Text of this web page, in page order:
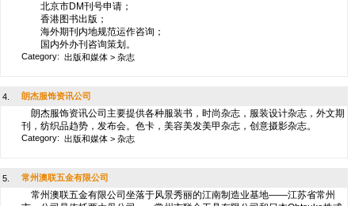
北京市DM刊号申请；
香港图书出版；
海外期刊内地规范运作咨询；
国内外办刊咨询策划。
Category: 出版和媒体 > 杂志
4. 朗杰服饰资讯公司
朗杰服饰资讯公司主要提供各种服装书，时尚杂志，服装设计杂志，外文期
刊，纺织品趋势，发布会。色卡，美容美发美甲杂志，创意摄影杂志。
Category: 出版和媒体 > 杂志
5. 常州澳联五金有限公司
常州澳联五金有限公司坐落于风景秀丽的江南制造业基地——江苏省常州